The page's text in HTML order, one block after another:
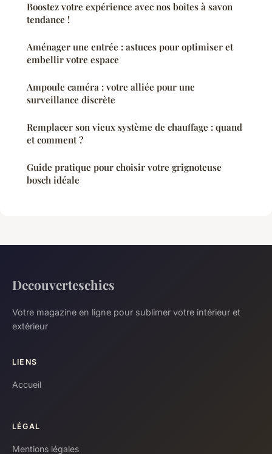
Boostez votre expérience avec nos boîtes à savon
tendance !
Aménager une entrée : astuces pour optimiser et
embellir votre espace
Ampoule caméra : votre alliée pour une
surveillance discrète
Remplacer son vieux système de chauffage : quand
et comment ?
Guide pratique pour choisir votre grignoteuse
bosch idéale
Decouverteschics
Votre magazine en ligne pour sublimer votre intérieur et
extérieur
LIENS
Accueil
LÉGAL
Mentions légales